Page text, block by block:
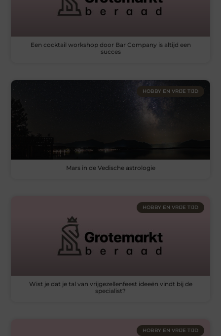
Een cocktail workshop door Bar Company is altijd een
succes
HOBBY EN VRIJE TIJD
Mars in de Vedische astrologie
HOBBY EN VRIJE TIJD
Wist je dat je tal van vrijgezellenfeest ideeën vindt bij de
specialist?
HOBBY EN VRIJE TIJD